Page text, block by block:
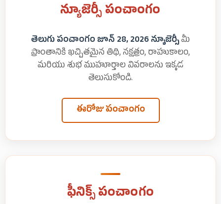
న్యూజెర్సీ పంచాంగం
తెలుగు పంచాంగం జూన్ 28, 2026 న్యూజెర్సీమీ
ప్రాంతానికి ఖచ్చితమైన తిథి, నక్షత్రం, రాహుకాలం,
మరియు శుభ ముహూర్తాల వివరాలను ఇక్కడ
తెలుసుకోండి.
ఈరోజు పంచాంగం
ఫీనిక్స్ పంచాంగం